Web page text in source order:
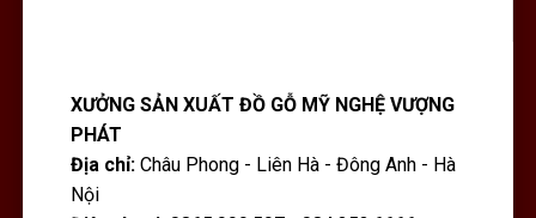
XƯỞNG SẢN XUẤT ĐỒ GỖ MỸ NGHỆ VƯỢNG
PHÁT
Địa chỉ:Châu Phong - Liên Hà - Đông Anh - Hà
Nội